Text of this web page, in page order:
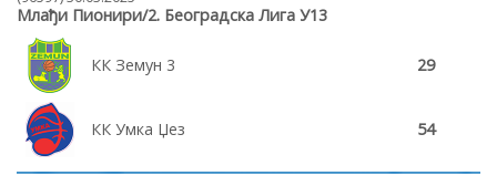
Млађи Пионири/2. Београдска Лига У13
КК Земун 3 29
КК Умка Џез 54